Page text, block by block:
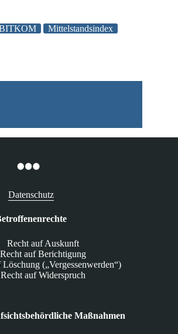
Mittelstandsindex
Datenschutz
Recht auf Auskunft
Recht auf Berichtigung
(„Vergessenwerden“)
Recht auf Widerspruch
Maßnahmen